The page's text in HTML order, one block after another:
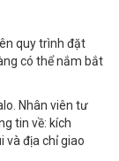
quy trình đặt
có thể nắm bắt
Nhân viên tư
tin về: kích
và địa chỉ giao